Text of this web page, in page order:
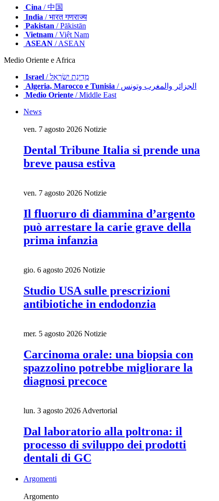
Cina / 中国
India / भारत गणराज्य
Pakistan / Pākistān
Vietnam / Việt Nam
ASEAN / ASEAN
Medio Oriente e Africa
Israel
/ מְדִינַת יִשְׂרָאֵל
Algeria, Marocco e Tunisia
/ الجزائر والمغرب وتونس
Medio Oriente / Middle East
News
ven. 7 agosto 2026 Notizie
Dental Tribune Italia si prende una
breve pausa estiva
ven. 7 agosto 2026 Notizie
Il fluoruro di diammina d’argento
può arrestare la carie grave della
prima infanzia
gio. 6 agosto 2026 Notizie
Studio USA sulle prescrizioni
antibiotiche in endodonzia
mer. 5 agosto 2026 Notizie
Carcinoma orale: una biopsia con
spazzolino potrebbe migliorare la
diagnosi precoce
lun. 3 agosto 2026 Advertorial
Dal laboratorio alla poltrona: il
processo di sviluppo dei prodotti
dentali di GC
Argomenti
Argomento